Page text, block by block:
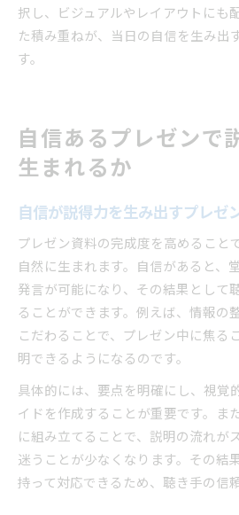
択し、ビジュアルやレイアウトにも
た積み重ねが、当日の自信を生み出
す。
自信あるプレゼンで
生まれるか
自信が説得力を生み出すプレゼ
プレゼン資料の完成度を高めること
自然に生まれます。自信があると、
発言が可能になり、その結果として
ることができます。例えば、情報の
こだわることで、プレゼン中に焦る
明できるようになるのです。
具体的には、要点を明確にし、視覚
イドを作成することが重要です。ま
に組み立てることで、説明の流れが
迷うことが少なくなります。その結
持って対応できるため、聴き手の信